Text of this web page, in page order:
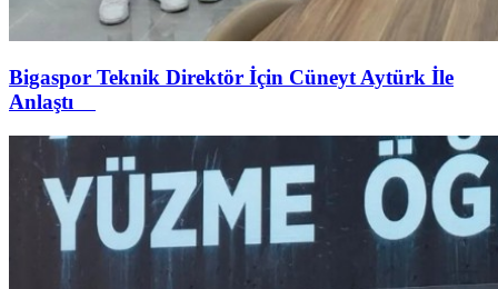
Bigaspor Teknik Direktör İçin Cüneyt Aytürk İle
Anlaştı